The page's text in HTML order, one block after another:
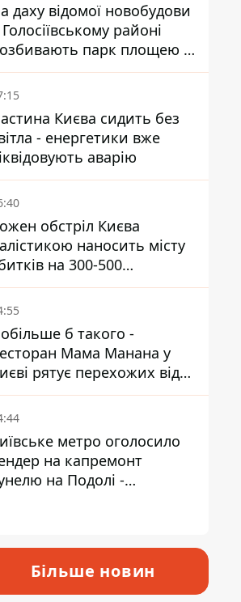
даху відомої новобудови
районі
парк площею в
Києва сидить без
- енергетики вже
аварію
обстріл Києва
наносить місту
на 300-500
- Петро
б такого -
Мама Манана у
рятує перехожих від
метро оголосило
на капремонт
на Подолі -
Більше новин